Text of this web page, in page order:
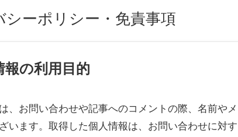
シーポリシー・免責事項
報の利用目的
、お問い合わせや記事へのコメントの際、名前や
います。取得した個人情報は、お問い合わせに対